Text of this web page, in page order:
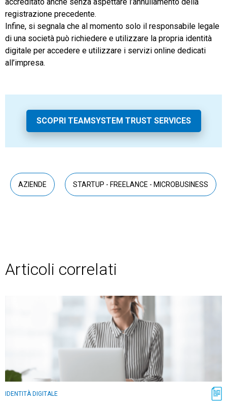
accreditato anche senza aspettare l’annullamento della
registrazione precedente.
Infine, si segnala che al momento solo il responsabile legale
di una società può richiedere e utilizzare la propria identità
digitale per accedere e utilizzare i servizi online dedicati
all’impresa.
SCOPRI TEAMSYSTEM TRUST SERVICES
AZIENDE STARTUP - FREELANCE - MICROBUSINESS
Articoli correlati
IDENTITÀ DIGITALE